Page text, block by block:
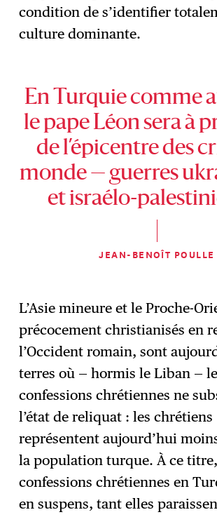
condition de s’identifier
culture dominante.
En Turquie comme
le pape Léon sera à
de l’épicentre des
monde — guerres
et israélo-
JEAN-BENOÎT POULLE
L’Asie mineure et le Proche-
précocement christianisés en
l’Occident romain, sont
terres où — hormis le Liban —
confessions chrétiennes ne
l’état de reliquat : les chrétiens
représentent aujourd’hui
la population turque. À ce titre,
confessions chrétiennes en
en suspens, tant elles